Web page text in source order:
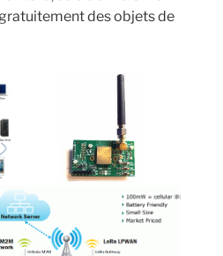
des objets de